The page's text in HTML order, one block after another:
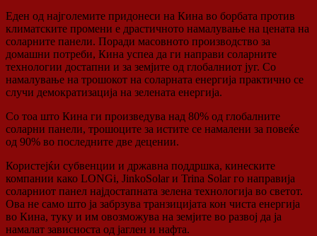
Еден од најголемите придонеси на Кина во борбата против
климатските промени е драстичното намалување на цената на
соларните панели. Поради масовното производство за
домашни потреби, Кина успеа да ги направи соларните
технологии достапни и за земјите од глобалниот југ. Со
намалување на трошокот на соларната енергија практично се
случи демократизација на зелената енергија.
Со тоа што Кина ги произведува над 80% од глобалните
соларни панели, трошоците за истите се намалени за повеќе
од 90% во последните две децении.
Користејќи субвенции и државна поддршка, кинеските
компании како LONGi, JinkoSolar и Trina Solar го направија
соларниот панел најдостапната зелена технологија во светот.
Ова не само што ја забрзува транзицијата кон чиста енергија
во Кина, туку и им овозможува на земјите во развој да ја
намалат зависноста од јаглен и нафта.